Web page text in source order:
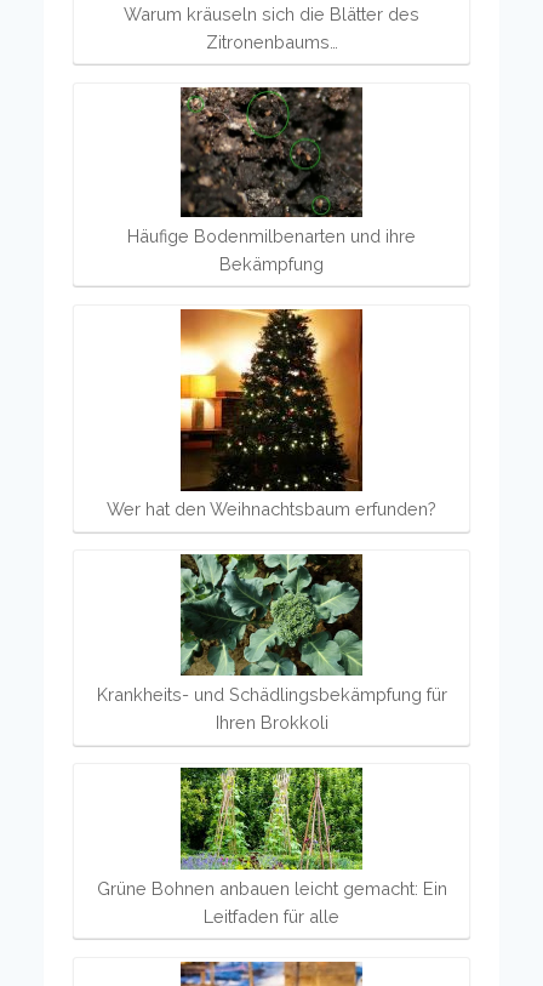
Warum kräuseln sich die Blätter des
Zitronenbaums…
Häufige Bodenmilbenarten und ihre
Bekämpfung
Wer hat den Weihnachtsbaum erfunden?
Krankheits- und Schädlingsbekämpfung für
Ihren Brokkoli
Grüne Bohnen anbauen leicht gemacht: Ein
Leitfaden für alle